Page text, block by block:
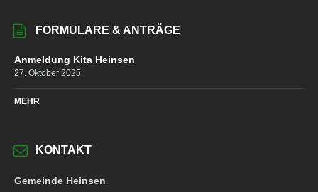
FORMULARE & ANTRÄGE
Anmeldung Kita Heinsen
27. Oktober 2025
MEHR
KONTAKT
Gemeinde Heinsen